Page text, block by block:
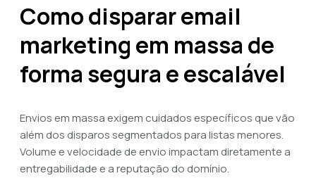
Como disparar email
marketing em massa de
forma segura e escalável
Envios em massa exigem cuidados específicos que vão
além dos disparos segmentados para listas menores.
Volume e velocidade de envio impactam diretamente a
entregabilidade e a reputação do domínio.